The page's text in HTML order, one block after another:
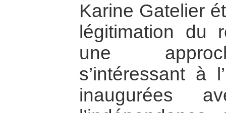
Karine Gatelier
légitimation du
une
s’intéressant à
inaugurées